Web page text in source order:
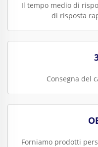
Il tempo medio di
di risposta
Consegna del
Forniamo prodotti